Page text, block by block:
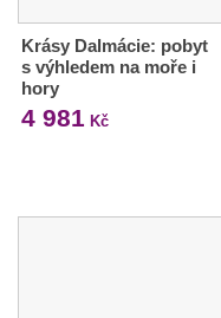
Krásy Dalmácie: pobyt
s výhledem na moře i
hory
4 981 Kč